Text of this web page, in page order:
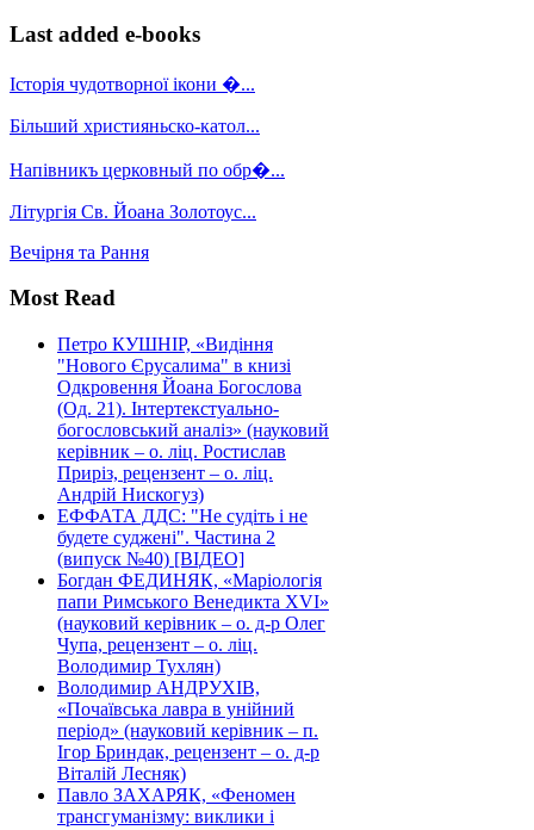
Last added e-books
Історія чудотворної ікони �...
Більший християньско-катол...
Напівникъ церковный по обр�...
Літургія Св. Йоана Золотоус...
Вечірня та Рання
Most Read
Петро КУШНІР, «Видіння
"Нового Єрусалима" в книзі
Одкровення Йоана Богослова
(Од. 21). Інтертекстуально-
богословський аналіз» (науковий
керівник – о. ліц. Ростислав
Приріз, рецензент – о. ліц.
Андрій Нискогуз)
ЕФФАТА ДДС: "Не судіть і не
будете суджені". Частина 2
(випуск №40) [ВІДЕО]
Богдан ФЕДИНЯК, «Маріологія
папи Римського Венедикта XVI»
(науковий керівник – о. д-р Олег
Чупа, рецензент – о. ліц.
Володимир Тухлян)
Володимир АНДРУХІВ,
«Почаївська лавра в унійний
період» (науковий керівник – п.
Ігор Бриндак, рецензент – о. д-р
Віталій Лесняк)
Павло ЗАХАРЯК, «Феномен
трансгуманізму: виклики і